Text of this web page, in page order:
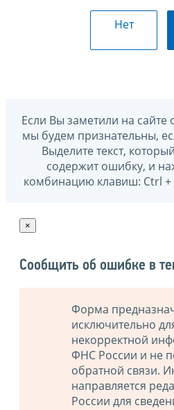
Нет
Если Вы заметили на сайте
мы будем признательны,
Выделите текст,
содержит ошибку, и
комбинацию клавиш: Ctrl
×
Сообщить об ошибке в
Форма
исключительно
некорректной
ФНС России и не
обратной связи.
направляется
России для